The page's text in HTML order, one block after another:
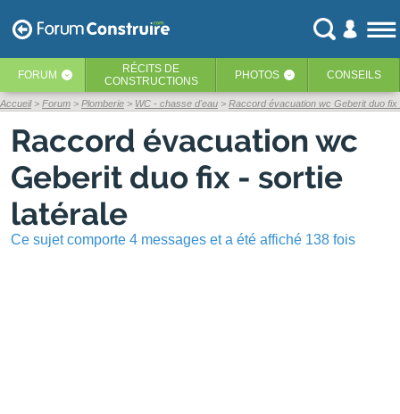
FORUM ‹ RÉCITS DE
CONSTRUCTIONS
PHOTOS ‹ CONSEILS
Accueil Forum Plomberie WC - chasse d'eau Raccord évacuation wc Geberit duo fix
Raccord évacuation wc
Geberit duo fix - sortie
latérale
Ce sujet comporte 4 messages et a été affiché 138 fois